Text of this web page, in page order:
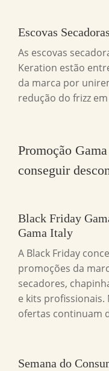
Escovas Secadoras
As escovas
Keration estão
da marca por
redução do frizz
Promoção
conseguir
Black Friday
Gama Italy
A Black Friday
promoções da
secadores,
e kits profissionais.
ofertas continuam
Semana do